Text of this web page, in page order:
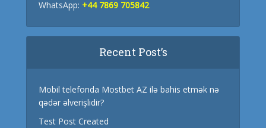
WhatsApp: +44 7869 705842
Recent Post’s
Mobil telefonda Mostbet AZ ilə bahis etmək nə
qədər əlverişlidir?
Test Post Created